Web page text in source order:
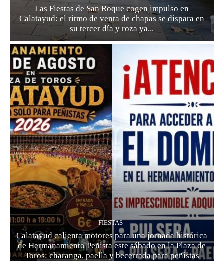
Las Fiestas de San Roque cogen impulso en
Calatayud: el ritmo de venta de chapas se dispara en
su tercer día y roza ya...
FIESTAS
Calatayud calienta motores para una jornada histórica
de Hermanamiento Peñista este sábado en la Plaza de
Toros: charanga, paella y becerrada para peñistas